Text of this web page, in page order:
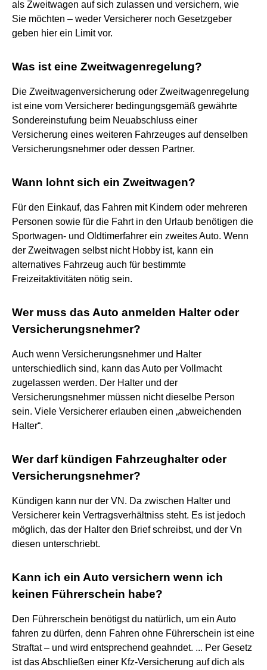
als Zweitwagen auf sich zulassen und versichern, wie
Sie möchten – weder Versicherer noch Gesetzgeber
geben hier ein Limit vor.
Was ist eine Zweitwagenregelung?
Die Zweitwagenversicherung oder Zweitwagenregelung
ist eine vom Versicherer bedingungsgemäß gewährte
Sondereinstufung beim Neuabschluss einer
Versicherung eines weiteren Fahrzeuges auf denselben
Versicherungsnehmer oder dessen Partner.
Wann lohnt sich ein Zweitwagen?
Für den Einkauf, das Fahren mit Kindern oder mehreren
Personen sowie für die Fahrt in den Urlaub benötigen die
Sportwagen- und Oldtimerfahrer ein zweites Auto. Wenn
der Zweitwagen selbst nicht Hobby ist, kann ein
alternatives Fahrzeug auch für bestimmte
Freizeitaktivitäten nötig sein.
Wer muss das Auto anmelden Halter oder
Versicherungsnehmer?
Auch wenn Versicherungsnehmer und Halter
unterschiedlich sind, kann das Auto per Vollmacht
zugelassen werden. Der Halter und der
Versicherungsnehmer müssen nicht dieselbe Person
sein. Viele Versicherer erlauben einen „abweichenden
Halter“.
Wer darf kündigen Fahrzeughalter oder
Versicherungsnehmer?
Kündigen kann nur der VN. Da zwischen Halter und
Versicherer kein Vertragsverhältniss steht. Es ist jedoch
möglich, das der Halter den Brief schreibst, und der Vn
diesen unterschriebt.
Kann ich ein Auto versichern wenn ich
keinen Führerschein habe?
Den Führerschein benötigst du natürlich, um ein Auto
fahren zu dürfen, denn Fahren ohne Führerschein ist eine
Straftat – und wird entsprechend geahndet. ... Per Gesetz
ist das Abschließen einer Kfz-Versicherung auf dich als